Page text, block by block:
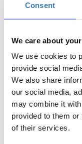
Consent
We care about
We use cookies to
provide social
We also share
our social media,
may combine it
provided to them
of their services.
Λίγα λόγια για
Μαθαίνουμε τις
χρησιμοποιώντας
Pentel.